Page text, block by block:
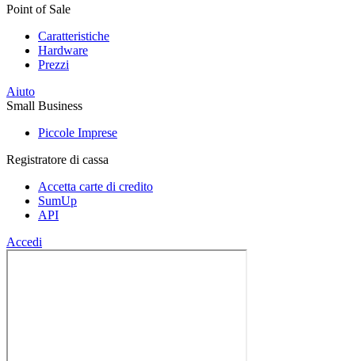
Point of Sale
Caratteristiche
Hardware
Prezzi
Aiuto
Small Business
Piccole Imprese
Registratore di cassa
Accetta carte di credito
SumUp
API
Accedi